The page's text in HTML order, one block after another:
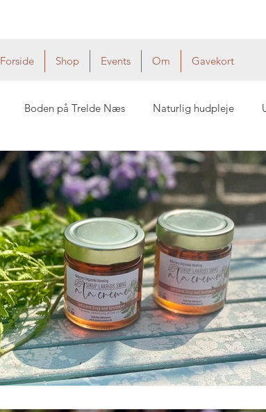
Forside Shop Events Om Gavekort
Boden på Trelde Næs Naturlig hudpleje